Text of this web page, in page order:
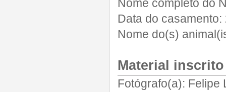
Nome completo do
Data do casamento:
Nome do(s)
Material inscrito
Fotógrafo(a): Felipe